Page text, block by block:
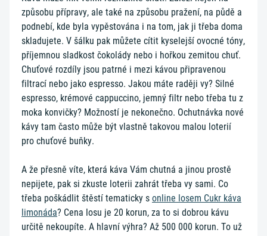
způsobu přípravy, ale také na způsobu pražení, na půdě a
podnebí, kde byla vypěstována i na tom, jak ji třeba doma
skladujete. V šálku pak můžete cítit kyselejší ovocné tóny,
příjemnou sladkost čokolády nebo i hořkou zemitou chuť.
Chuťové rozdíly jsou patrné i mezi kávou připravenou
filtrací nebo jako espresso. Jakou máte raději vy? Silné
espresso, krémové cappuccino, jemný filtr nebo třeba tu z
moka konvičky? Možností je nekonečno. Ochutnávka nové
kávy tam často může být vlastně takovou malou loterií
pro chuťové buňky.
A že přesně víte, která káva Vám chutná a jinou prostě
nepijete, pak si zkuste loterii zahrát třeba vy sami. Co
třeba poškádlit štěstí tematicky s online losem Cukr káva
limonáda? Cena losu je 20 korun, za to si dobrou kávu
určitě nekoupíte. A hlavní výhra? Až 500 000 korun. To už